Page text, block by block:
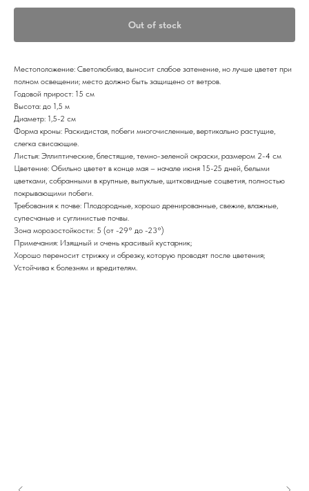
Out of stock
Местоположение: Светолюбива, выносит слабое затенение, но лучше цветет при
полном освещении; место должно быть защищено от ветров.
Годовой прирост: 15 см
Высота: до 1,5 м
Диаметр: 1,5-2 см
Форма кроны: Раскидистая, побеги многочисленные, вертикально растущие,
слегка свисающие.
Листья: Эллиптические, блестящие, темно-зеленой окраски, размером 2-4 см
Цветение: Обильно цветет в конце мая – начале июня 15-25 дней, белыми
цветками, собранными в крупные, выпуклые, щитковидные соцветия, полностью
покрывающими побеги.
Требования к почве: Плодородные, хорошо дренированные, свежие, влажные,
супесчаные и суглинистые почвы.
Зона морозостойкости: 5 (от -29° до -23°)
Примечания: Изящный и очень красивый кустарник;
Хорошо переносит стрижку и обрезку, которую проводят после цветения;
Устойчива к болезням и вредителям.